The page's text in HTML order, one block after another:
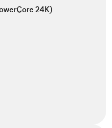
24K)